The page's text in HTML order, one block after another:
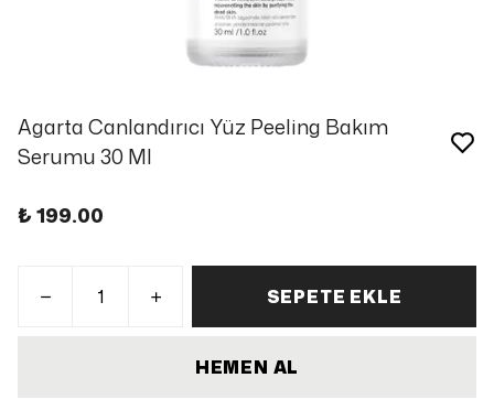
Agarta Canlandırıcı Yüz Peeling Bakım
Serumu 30 Ml
₺ 199.00
SEPETE EKLE
HEMEN AL